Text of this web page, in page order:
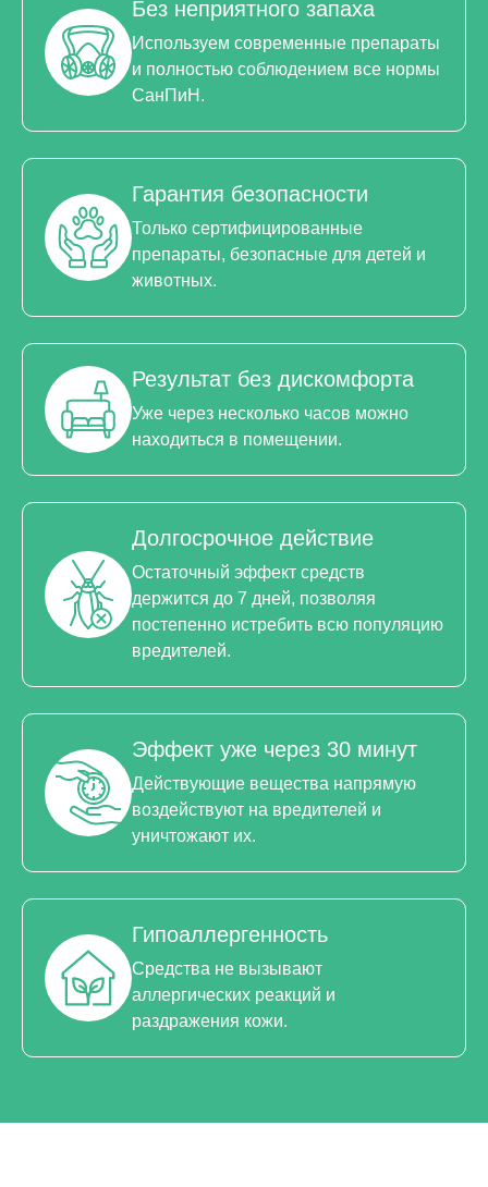
Без неприятного запаха
Используем современные препараты
и полностью соблюдением все нормы
СанПиН.
Гарантия безопасности
Только сертифицированные
препараты, безопасные для детей и
животных.
Результат без дискомфорта
Уже через несколько часов можно
находиться в помещении.
Долгосрочное действие
Остаточный эффект средств
держится до 7 дней, позволяя
постепенно истребить всю популяцию
вредителей.
Эффект уже через 30 минут
Действующие вещества напрямую
воздействуют на вредителей и
уничтожают их.
Гипоаллергенность
Средства не вызывают
аллергических реакций и
раздражения кожи.